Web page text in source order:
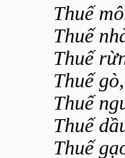
Thuế
Thuế
Thuế
Thuế
Thuế
Thuế
Thuế